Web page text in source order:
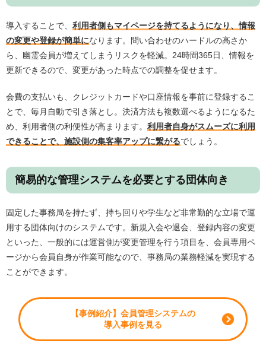
導入することで、 利用者側もマイページを持てるようになり、情報
の変更や登録が簡単になります。問い合わせのハードルの高さか
ら、幽霊会員が増えてしまうリスクを軽減。24時間365日、情報を
更新できるので、変更があった時点での調整を促せます。
会費の支払いも、クレジットカードや口座情報を事前に登録するこ
とで、毎月自動で引き落とし。決済方法も複数選べるようになるた
め、利用者側の利便性が高まります。 利用者自身がスムーズに利用
できることで、施設側の集客率アップに繋がるでしょう。
簡易的な管理システムを必要とする団体向き
固定した事務局を持たず、持ち回りや学生など非常勤的な立場で運
用する団体向けのシステムです。新規入会や退会、登録内容の変更
といった、一般的には運営側が変更管理を行う項目を、会員専用ペ
ージから会員自身が作業可能なので、事務局の業務軽減を実現する
ことができます。
【事例紹介】会員管理システムの
導入事例を見る